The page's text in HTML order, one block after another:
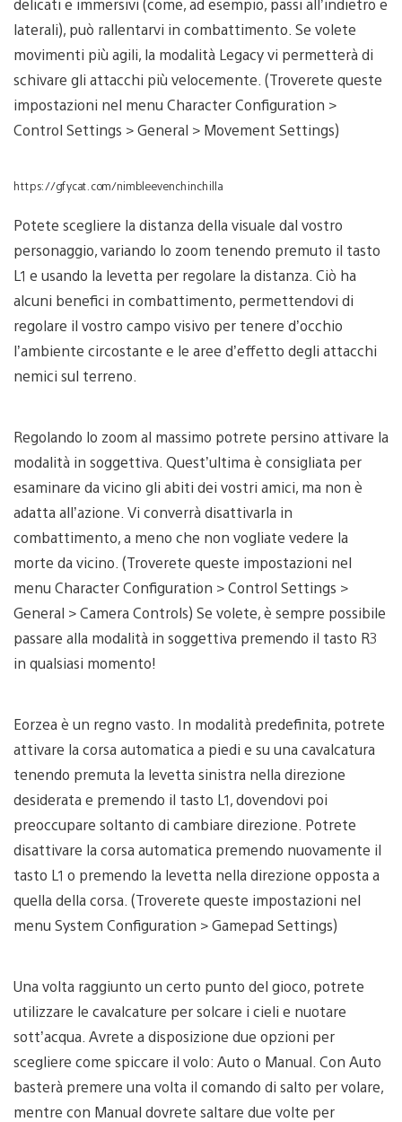
laterali), può rallentarvi in combattimento. Se volete
movimenti più agili, la modalità Legacy vi permetterà di
schivare gli attacchi più velocemente. (Troverete queste
impostazioni nel menu Character Configuration >
Control Settings > General > Movement Settings)
https://gfycat.com/nimbleevenchinchilla
Potete scegliere la distanza della visuale dal vostro
personaggio, variando lo zoom tenendo premuto il tasto
L1 e usando la levetta per regolare la distanza. Ciò ha
alcuni benefici in combattimento, permettendovi di
regolare il vostro campo visivo per tenere d’occhio
l’ambiente circostante e le aree d’effetto degli attacchi
nemici sul terreno.
Regolando lo zoom al massimo potrete persino attivare la
modalità in soggettiva. Quest’ultima è consigliata per
esaminare da vicino gli abiti dei vostri amici, ma non è
adatta all’azione. Vi converrà disattivarla in
combattimento, a meno che non vogliate vedere la
morte da vicino. (Troverete queste impostazioni nel
menu Character Configuration > Control Settings >
General > Camera Controls) Se volete, è sempre possibile
passare alla modalità in soggettiva premendo il tasto R3
in qualsiasi momento!
Eorzea è un regno vasto. In modalità predefinita, potrete
attivare la corsa automatica a piedi e su una cavalcatura
tenendo premuta la levetta sinistra nella direzione
desiderata e premendo il tasto L1, dovendovi poi
preoccupare soltanto di cambiare direzione. Potrete
disattivare la corsa automatica premendo nuovamente il
tasto L1 o premendo la levetta nella direzione opposta a
quella della corsa. (Troverete queste impostazioni nel
menu System Configuration > Gamepad Settings)
Una volta raggiunto un certo punto del gioco, potrete
utilizzare le cavalcature per solcare i cieli e nuotare
sott’acqua. Avrete a disposizione due opzioni per
scegliere come spiccare il volo: Auto o Manual. Con Auto
basterà premere una volta il comando di salto per volare,
mentre con Manual dovrete saltare due volte per